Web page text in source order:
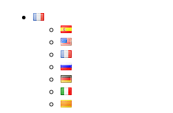
Condorchem